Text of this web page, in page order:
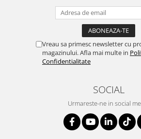
Vreau sa primesc newsletter cu
magazinului. Afla mai multe in
Confidentialitate
SOCIAL
Urmareste-ne in social